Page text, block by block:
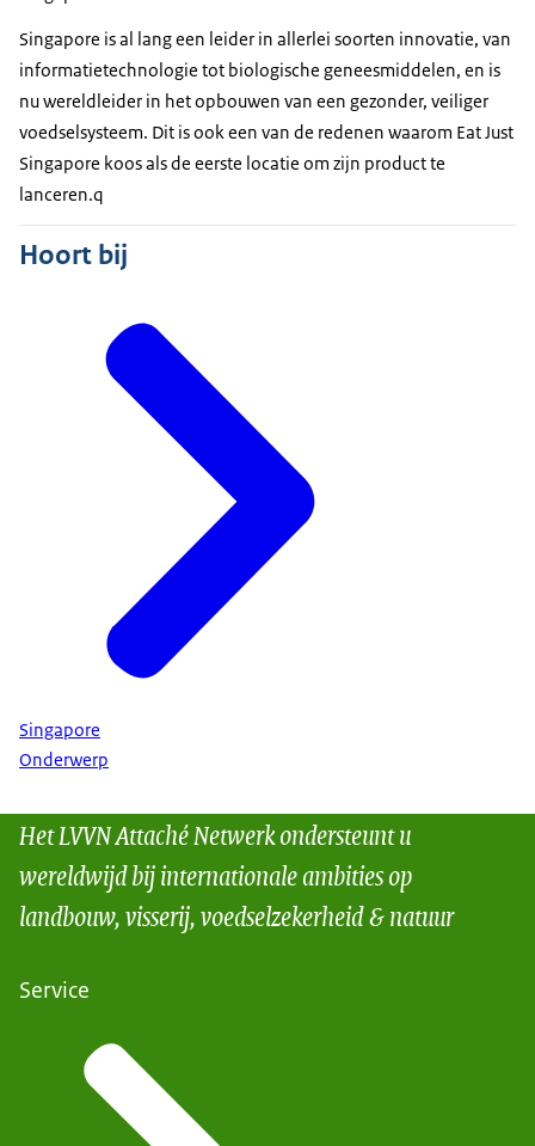
Singapore is al lang een leider in allerlei soorten innovatie, van
informatietechnologie tot biologische geneesmiddelen, en is
nu wereldleider in het opbouwen van een gezonder, veiliger
voedselsysteem. Dit is ook een van de redenen waarom Eat Just
Singapore koos als de eerste locatie om zijn product te
lanceren.q
Hoort bij
Singapore
Onderwerp
Het LVVN Attaché Netwerk ondersteunt u
wereldwijd bij internationale ambities op
landbouw, visserij, voedselzekerheid & natuur
Service